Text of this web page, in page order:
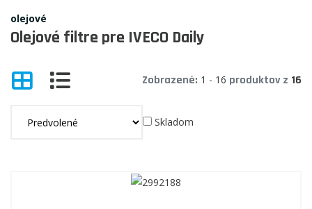
olejové
Olejové filtre pre IVECO Daily
Zobrazené: 1 - 16 produktov z 16
Skladom